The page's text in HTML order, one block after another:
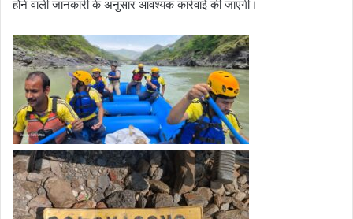
होने वाली जानकारी के अनुसार आवश्यक कार्रवाई की जाएगी।